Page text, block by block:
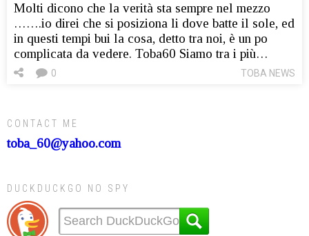
Molti dicono che la verità sta sempre nel mezzo
…….io direi che si posiziona li dove batte il sole, ed
in questi tempi bui la cosa, detto tra noi, è un po
complicata da vedere. Toba60 Siamo tra i più…
TOBA NEWS
0
CONTACT ME
toba_60@yahoo.com
DUCKDUCKGO NO SPY